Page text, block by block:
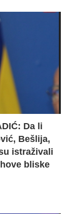
Da li
Bešlija,
istraživali
bliske